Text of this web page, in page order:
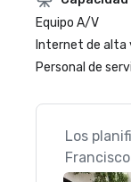
Equipo A/V
Internet de alta
Personal de
Los